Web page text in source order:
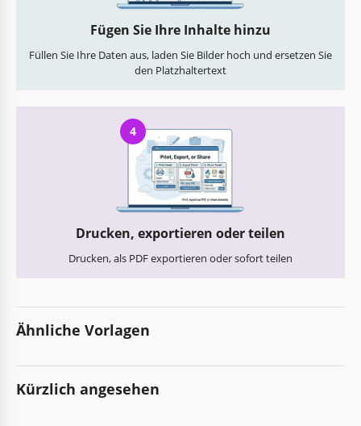
Fügen Sie Ihre Inhalte hinzu
Füllen Sie Ihre Daten aus, laden Sie Bilder hoch und ersetzen Sie
den Platzhaltertext
4
Drucken, exportieren oder teilen
Drucken, als PDF exportieren oder sofort teilen
Ähnliche Vorlagen
Kürzlich angesehen